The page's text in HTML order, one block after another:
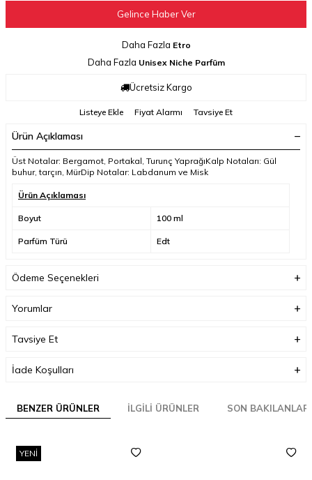
Gelince Haber Ver
Daha Fazla Etro
Daha Fazla Unisex Niche Parfüm
Ücretsiz Kargo
Listeye Ekle Fiyat Alarmı Tavsiye Et
Ürün Açıklaması
Üst Notalar: Bergamot, Portakal, Turunç YaprağıKalp Notaları: Gül
buhur, tarçın, MürDip Notalar: Labdanum ve Misk
Ürün Açıklaması
Boyut 100 ml
Parfüm Türü Edt
Ödeme Seçenekleri
Yorumlar
Tavsiye Et
İade Koşulları
BENZER ÜRÜNLER İLGILI ÜRÜNLER SON BAKILANLAR
YENI